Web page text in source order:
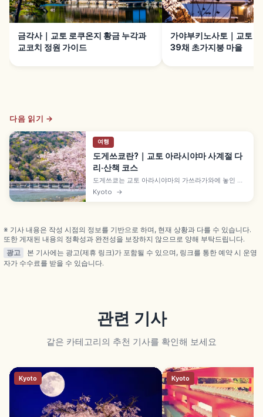
금각사｜교토 로쿠온지 황금 누각과
교코치 정원 가이드
가야부키노사토｜교토
39채 초가지붕 마을
다음 읽기 →
여행
도게쓰쿄란?｜교토 아라시야마 사계절 다
리·산책 코스
도게쓰쿄는 교토 아라시야마의 가쓰라가와에 놓인 다
리로, 가마쿠라 시대 가메야마 상황의 시구에서 이름
이 유래합니다. 봄 벚꽃·가을 단풍·겨울 설경의 사계절,
Kyoto →
※ 기사 내용은 작성 시점의 정보를 기반으로 하며, 현재 상황과 다를 수 있습니다.
또한 게재된 내용의 정확성과 완전성을 보장하지 않으므로 양해 부탁드립니다.
광고
본 기사에는 광고(제휴 링크)가 포함될 수 있으며, 링크를 통한 예약 시 운영
자가 수수료를 받을 수 있습니다.
관련 기사
같은 카테고리의 추천 기사를 확인해 보세요
Kyoto Kyoto